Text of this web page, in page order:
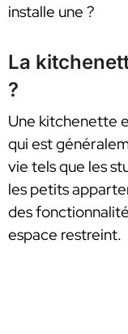
installe une ?
La
?
Une kitchenette
qui est
vie tels que les
les petits
des
espace restreint.